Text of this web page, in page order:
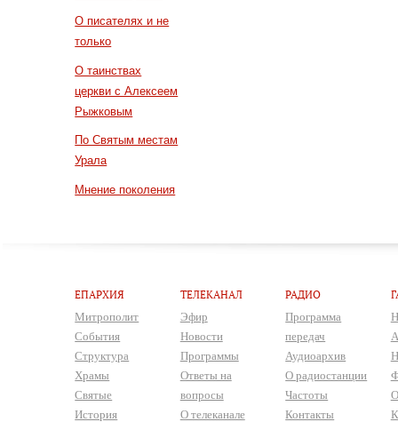
О писателях и не
только
О таинствах
церкви с Алексеем
Рыжковым
По Святым местам
Урала
Мнение поколения
ЕПАРХИЯ
Митрополит
События
Структура
Храмы
Святые
История
ТЕЛЕКАНАЛ
Эфир
Новости
Программы
Ответы на
вопросы
О телеканале
РАДИО
Программа
передач
Аудиоархив
О радиостанции
Частоты
Контакты